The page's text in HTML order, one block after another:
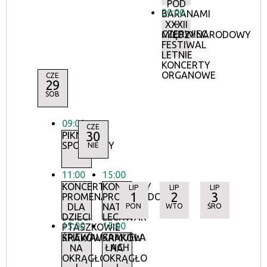
POD
BARANAMI
–
CZERWIEC
20:00
XXXII
MIĘDZYNARODOWY
FESTIWAL
LETNIE
KONCERTY
ORGANOWE
CZE
29
SOB
09:00
PIKNIK
SPORTOWY
11:00
KONCERTY
PROMENADOWE
DLA
DZIECI:
PTASZKOWIE
ŚPIEWALI
15:00
KRAKÓW
NA
OKRĄGŁO
CZE
30
NIE
15:00
KONCERTY
PROMENADOWE:
NATALIA
LECHWAR
I
SAMUELA
ŁACH
15:00
KRAKÓW
NA
OKRĄGŁO
LIP
1
PON
LIP
2
WTO
LIP
3
ŚRO